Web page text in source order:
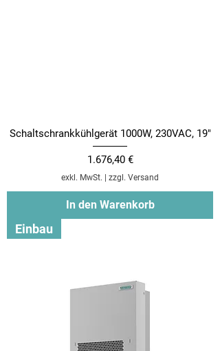
Schaltschrankkühlgerät 1000W, 230VAC, 19"
Preis
1.676,40 €
exkl. MwSt. zzgl. Versand
In den Warenkorb
Einbau